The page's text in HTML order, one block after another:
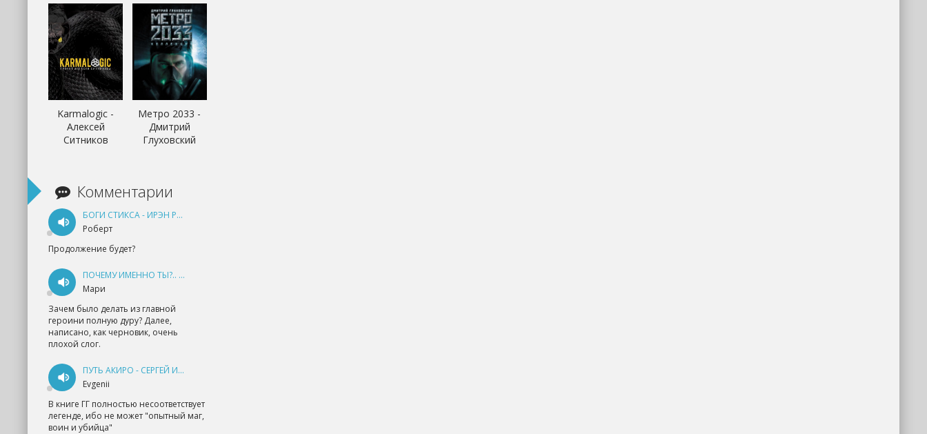
Karmalogic -
Алексей
Ситников
Метро 2033 -
Дмитрий
Глуховский
Комментарии
БОГИ СТИКСА - ИРЭН РУДКЕВИЧ
Роберт
Продолжение будет?
ПОЧЕМУ ИМЕННО ТЫ?.. КНИГА 1 - ЕКАТЕРИНА ЮДИНА
Мари
Зачем было делать из главной
героини полную дуру? Далее,
написано, как черновик, очень
плохой слог.
ПУТЬ АКИРО - СЕРГЕЙ ИЗМАЙЛОВ
Evgenii
В книге ГГ полностью несоответствует
легенде, ибо не может "опытный маг,
воин и убийца"